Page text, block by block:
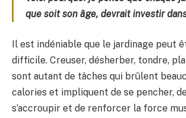
que soit son âge, devrait investir
Il est indéniable que le jardinage peut
difficile. Creuser, désherber, tondre,
sont autant de tâches qui brûlent
calories et impliquent de se pencher,
s’accroupir et de renforcer la force